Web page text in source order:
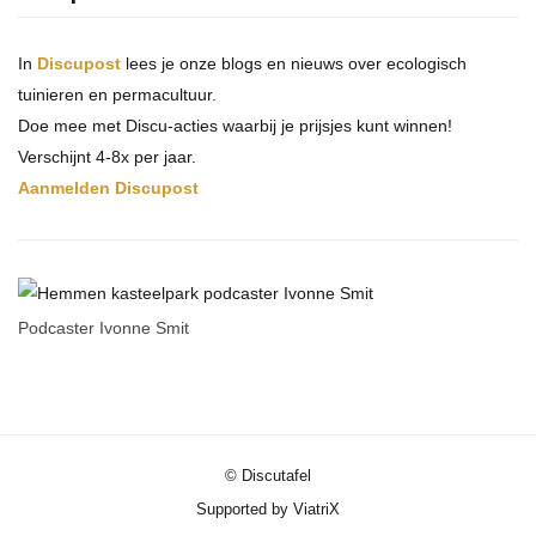
In Discupost lees je onze blogs en nieuws over ecologisch
tuinieren en permacultuur.
Doe mee met Discu-acties waarbij je prijsjes kunt winnen!
Verschijnt 4-8x per jaar.
Aanmelden Discupost
Podcaster Ivonne Smit
© Discutafel
Supported by ViatriX